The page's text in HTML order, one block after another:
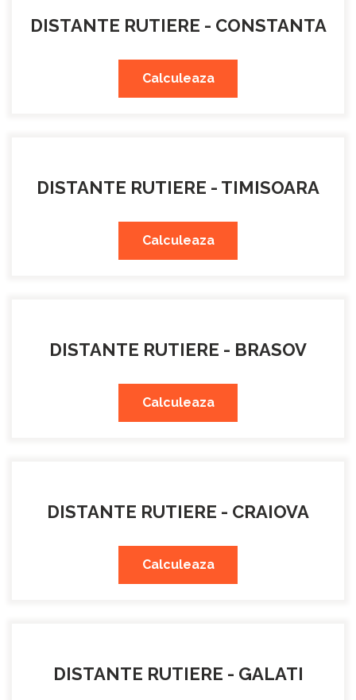
DISTANTE RUTIERE - CONSTANTA
Calculeaza
DISTANTE RUTIERE - TIMISOARA
Calculeaza
DISTANTE RUTIERE - BRASOV
Calculeaza
DISTANTE RUTIERE - CRAIOVA
Calculeaza
DISTANTE RUTIERE - GALATI